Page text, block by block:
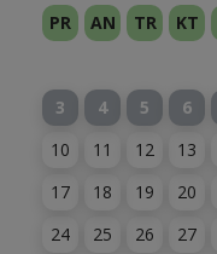
Sausis
Vasaris
Kovas
Balandis
Gegužė
Birželis
Liepa
Rugpjūtis
Rugsėjis
Spalis
Lapkritis
Gruodis
PR AN TR KT
3
4 5 6
10
11 12 13
17
18 19 20
24
25 26 27